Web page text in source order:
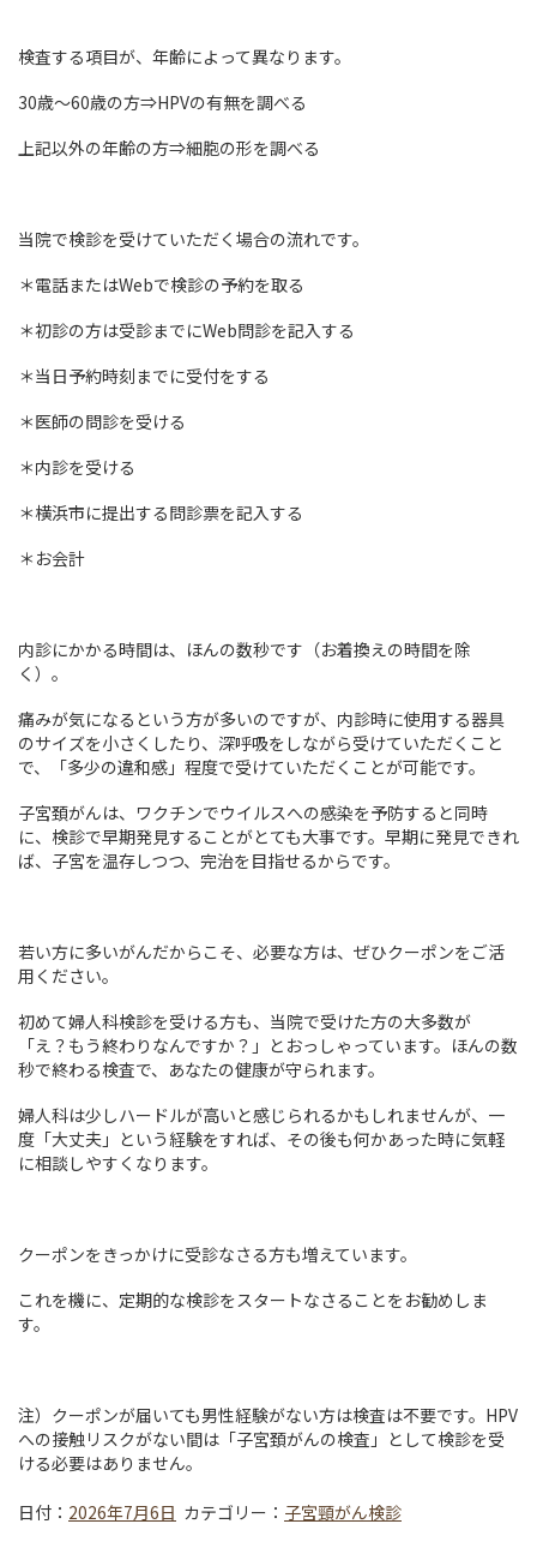
検査する項目が、年齢によって異なります。
30歳～60歳の方⇒HPVの有無を調べる
上記以外の年齢の方⇒細胞の形を調べる
当院で検診を受けていただく場合の流れです。
＊電話またはWebで検診の予約を取る
＊初診の方は受診までにWeb問診を記入する
＊当日予約時刻までに受付をする
＊医師の問診を受ける
＊内診を受ける
＊横浜市に提出する問診票を記入する
＊お会計
内診にかかる時間は、ほんの数秒です（お着換えの時間を除
く）。
痛みが気になるという方が多いのですが、内診時に使用する器具
のサイズを小さくしたり、深呼吸をしながら受けていただくこと
で、「多少の違和感」程度で受けていただくことが可能です。
子宮頚がんは、ワクチンでウイルスへの感染を予防すると同時
に、検診で早期発見することがとても大事です。早期に発見できれ
ば、子宮を温存しつつ、完治を目指せるからです。
若い方に多いがんだからこそ、必要な方は、ぜひクーポンをご活
用ください。
初めて婦人科検診を受ける方も、当院で受けた方の大多数が
「え？もう終わりなんですか？」とおっしゃっています。ほんの数
秒で終わる検査で、あなたの健康が守られます。
婦人科は少しハードルが高いと感じられるかもしれませんが、一
度「大丈夫」という経験をすれば、その後も何かあった時に気軽
に相談しやすくなります。
クーポンをきっかけに受診なさる方も増えています。
これを機に、定期的な検診をスタートなさることをお勧めしま
す。
注）クーポンが届いても男性経験がない方は検査は不要です。HPV
への接触リスクがない間は「子宮頚がんの検査」として検診を受
ける必要はありません。
日付： 2026年7月6日 カテゴリー： 子宮頸がん検診